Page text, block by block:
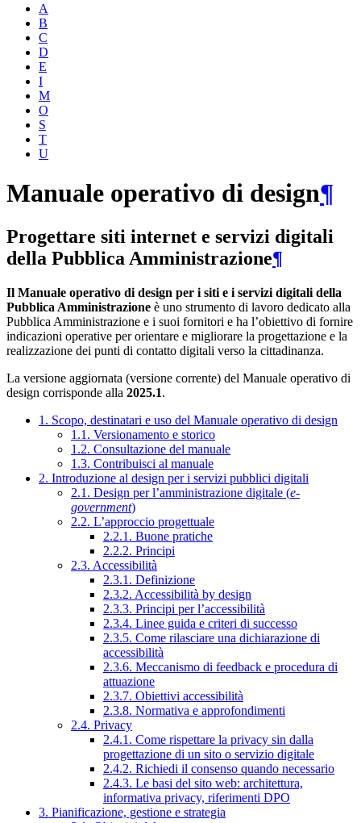
A
B
C
D
E
I
M
O
S
T
U
Manuale operativo di design¶
Progettare siti internet e servizi digitali
della Pubblica Amministrazione¶
Il Manuale operativo di design per i siti e i servizi digitali della
Pubblica Amministrazione è uno strumento di lavoro dedicato alla
Pubblica Amministrazione e i suoi fornitori e ha l’obiettivo di fornire
indicazioni operative per orientare e migliorare la progettazione e la
realizzazione dei punti di contatto digitali verso la cittadinanza.
La versione aggiornata (versione corrente) del Manuale operativo di
design corrisponde alla 2025.1.
1. Scopo, destinatari e uso del Manuale operativo di design
1.1. Versionamento e storico
1.2. Consultazione del manuale
1.3. Contribuisci al manuale
2. Introduzione al design per i servizi pubblici digitali
2.1. Design per l’amministrazione digitale (e-
government)
2.2. L’approccio progettuale
2.2.1. Buone pratiche
2.2.2. Principi
2.3. Accessibilità
2.3.1. Definizione
2.3.2. Accessibilità by design
2.3.3. Principi per l’accessibilità
2.3.4. Linee guida e criteri di successo
2.3.5. Come rilasciare una dichiarazione di
accessibilità
2.3.6. Meccanismo di feedback e procedura di
attuazione
2.3.7. Obiettivi accessibilità
2.3.8. Normativa e approfondimenti
2.4. Privacy
2.4.1. Come rispettare la privacy sin dalla
progettazione di un sito o servizio digitale
2.4.2. Richiedi il consenso quando necessario
2.4.3. Le basi del sito web: architettura,
informativa privacy, riferimenti DPO
3. Pianificazione, gestione e strategia